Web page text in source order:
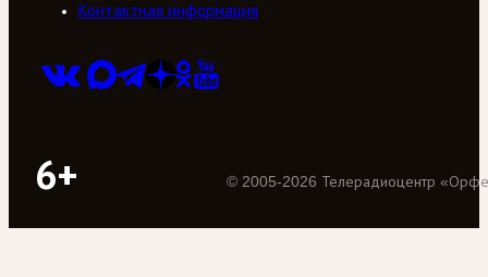
Контактная информация
6+ © 2005-2026 Телерадиоцентр